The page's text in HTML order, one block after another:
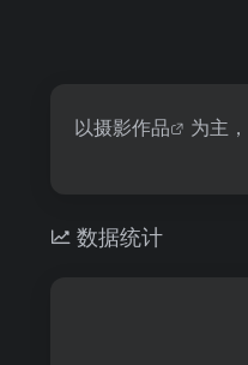
以摄影作品 为主
数据统计